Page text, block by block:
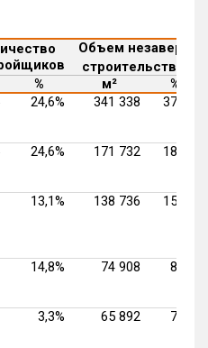
Объем незаверш.
строительства
% м²
%
24,6% 341 338 37,1%
24,6% 171 732 18,7%
13,1% 138 736 15,1%
14,8% 74 908 8,1%
3,3% 65 892 7,2%